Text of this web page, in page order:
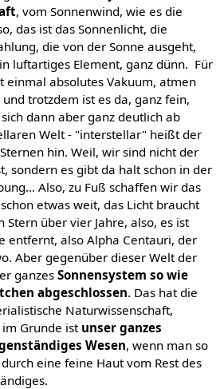
, vom Sonnenwind, wie es die
das ist das Sonnenlicht, die
die von der Sonne ausgeht,
luftartiges Element, ganz dünn. Für
einmal absolutes Vakuum, atmen
trotzdem ist es da, ganz fein,
dann aber ganz deutlich ab
Welt - "interstellar" heißt der
hin. Weil, wir sind nicht der
sondern es gibt da halt schon in der
Also, zu Fuß schaffen wir das
etwas weit, das Licht braucht
Stern über vier Jahre, also, es ist
entfernt, also Alpha Centauri, der
Aber gegenüber dieser Welt der
ganzes Sonnensystem so wie
abgeschlossen. Das hat die
Naturwissenschaft,
Grunde ist unser ganzes
Wesen, wenn man so
eine feine Haut vom Rest des